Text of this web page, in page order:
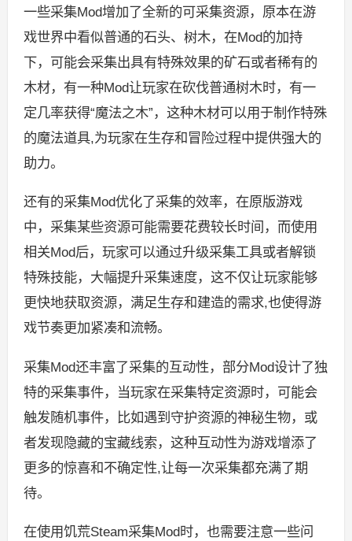
一些采集Mod增加了全新的可采集资源，原本在游
戏世界中看似普通的石头、树木，在Mod的加持
下，可能会采集出具有特殊效果的矿石或者稀有的
木材，有一种Mod让玩家在砍伐普通树木时，有一
定几率获得“魔法之木”，这种木材可以用于制作特殊
的魔法道具,为玩家在生存和冒险过程中提供强大的
助力。
还有的采集Mod优化了采集的效率，在原版游戏
中，采集某些资源可能需要花费较长时间，而使用
相关Mod后，玩家可以通过升级采集工具或者解锁
特殊技能，大幅提升采集速度，这不仅让玩家能够
更快地获取资源，满足生存和建造的需求,也使得游
戏节奏更加紧凑和流畅。
采集Mod还丰富了采集的互动性，部分Mod设计了独
特的采集事件，当玩家在采集特定资源时，可能会
触发随机事件，比如遇到守护资源的神秘生物，或
者发现隐藏的宝藏线索，这种互动性为游戏增添了
更多的惊喜和不确定性,让每一次采集都充满了期
待。
在使用饥荒Steam采集Mod时，也需要注意一些问